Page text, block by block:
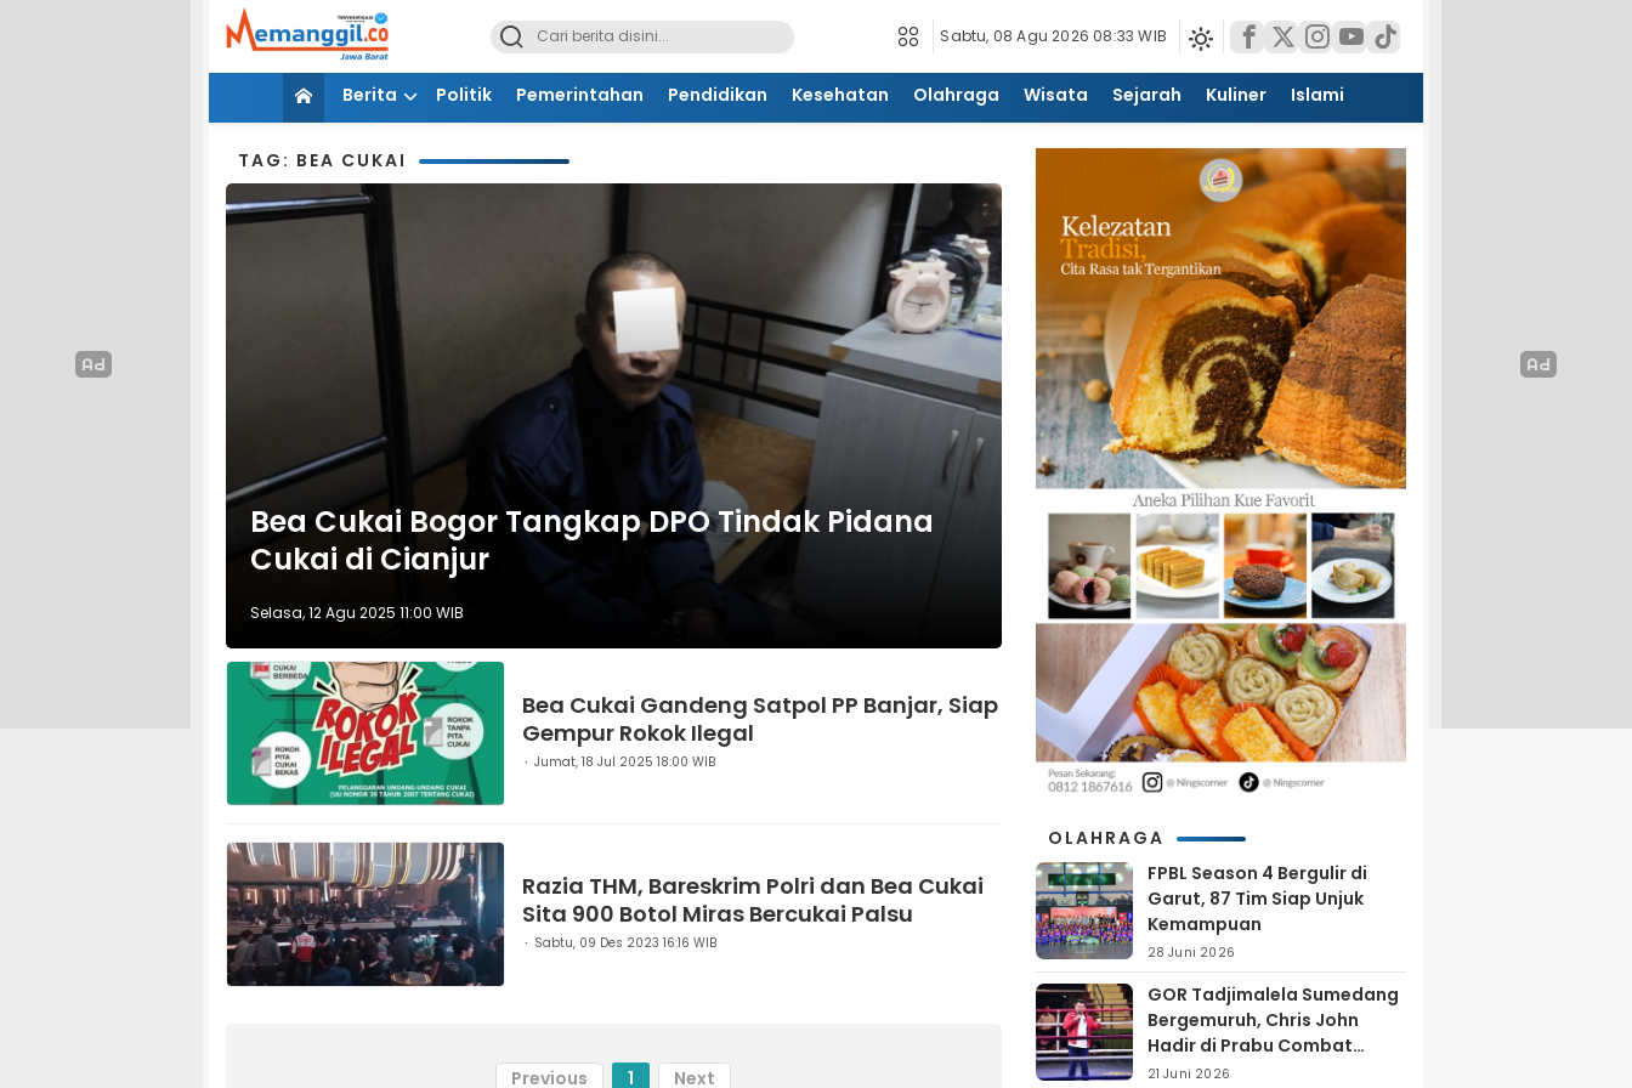
Sabtu, 08 Agu 2026 08:33 WIB
Berita Politik Pemerintahan Pendidikan Kesehatan Olahraga Wisata Sejarah Kuliner Islami
TAG: BEA CUKAI
Bea Cukai Bogor Tangkap DPO Tindak Pidana
Cukai di Cianjur
Selasa, 12 Agu 2025 11:00 WIB
Bea Cukai Gandeng Satpol PP Banjar, Siap
Gempur Rokok Ilegal
Jumat, 18 Jul 2025 18:00 WIB
Razia THM, Bareskrim Polri dan Bea Cukai
Sita 900 Botol Miras Bercukai Palsu
Sabtu, 09 Des 2023 16:16 WIB
Previous 1 Next
OLAHRAGA
FPBL Season 4 Bergulir di
Garut, 87 Tim Siap Unjuk
Kemampuan
28 Juni 2026
GOR Tadjimalela Sumedang
Bergemuruh, Chris John
Hadir di Prabu Combat
Series 2026
21 Juni 2026